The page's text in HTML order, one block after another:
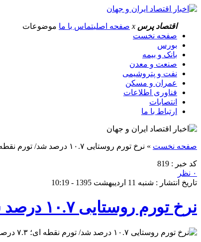
اقتصاد پرس x صفحه اصلیتماس با ما موضوعات
صفحه نخست
بورس
بانک و بیمه
صنعت و معدن
نفت و پتروشیمی
عمران و مسکن
فناوری اطلاعات
انتصابات
ارتباط با ما
صفحه نخست » نرخ تورم روستایی ۱۰.۷ درصد شد/ تورم نقطه ای؛ ۷.۳ درصد
کد خبر : 819
۰ نظر
تاریخ انتشار : شنبه 11 اردیبهشت 1395 - 10:19
نرخ تورم روستایی ۱۰.۷ درصد شد/ تورم نقطه ای؛ ۷.۳ درصد